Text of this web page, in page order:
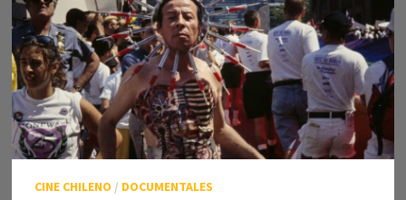
CINE CHILENO / DOCUMENTALES